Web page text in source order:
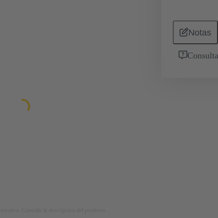
Notas